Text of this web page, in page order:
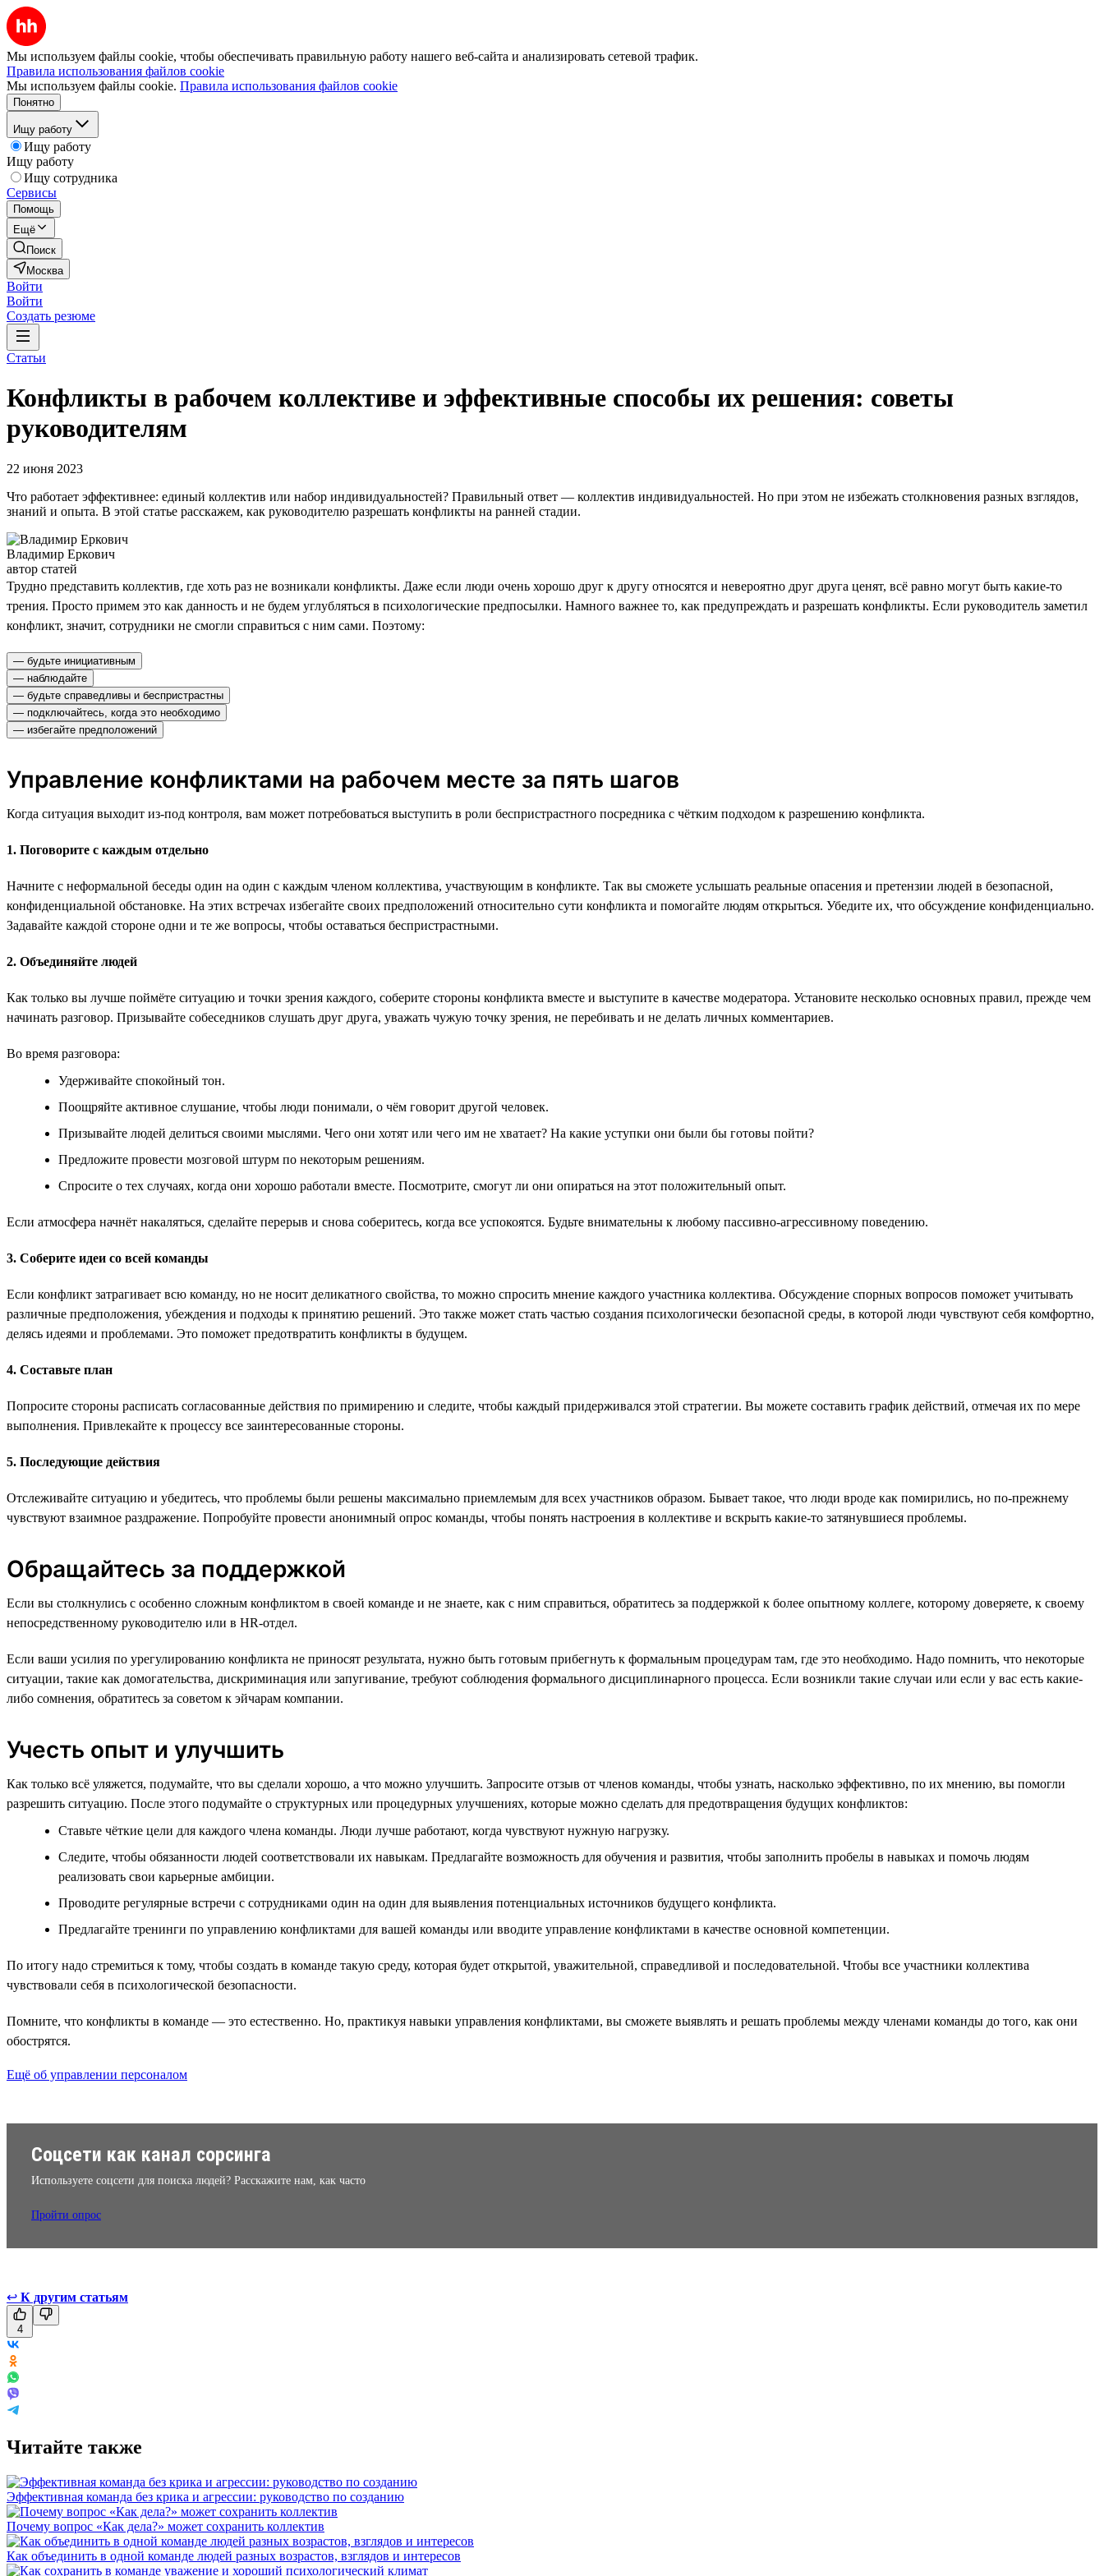
Мы используем файлы cookie, чтобы обеспечивать правильную работу нашего веб-сайта и анализировать сетевой трафик.
Правила использования файлов cookie
Мы используем файлы cookie. Правила использования файлов cookie
Понятно
Ищу работу
Ищу работу
Ищу работу
Ищу сотрудника
Сервисы
Помощь
Ещё
Поиск
Москва
Войти
Войти
Создать резюме
Статьи
Конфликты в рабочем коллективе и эффективные способы их решения: советы
руководителям
22 июня 2023
Что работает эффективнее: единый коллектив или набор индивидуальностей? Правильный ответ — коллектив индивидуальностей. Но при этом не избежать столкновения разных взглядов,
знаний и опыта. В этой статье расскажем, как руководителю разрешать конфликты на ранней стадии.
Владимир Еркович
автор статей
Трудно представить коллектив, где хоть раз не возникали конфликты. Даже если люди очень хорошо друг к другу относятся и невероятно друг друга ценят, всё равно могут быть какие-то
трения. Просто примем это как данность и не будем углубляться в психологические предпосылки. Намного важнее то, как предупреждать и разрешать конфликты. Если руководитель заметил
конфликт, значит, сотрудники не смогли справиться с ним сами. Поэтому:
— будьте инициативным
— наблюдайте
— будьте справедливы и беспристрастны
— подключайтесь, когда это необходимо
— избегайте предположений
Управление конфликтами на рабочем месте за пять шагов
Когда ситуация выходит из-под контроля, вам может потребоваться выступить в роли беспристрастного посредника с чётким подходом к разрешению конфликта.
1. Поговорите с каждым отдельно
Начните с неформальной беседы один на один с каждым членом коллектива, участвующим в конфликте. Так вы сможете услышать реальные опасения и претензии людей в безопасной,
конфиденциальной обстановке. На этих встречах избегайте своих предположений относительно сути конфликта и помогайте людям открыться. Убедите их, что обсуждение конфиденциально.
Задавайте каждой стороне одни и те же вопросы, чтобы оставаться беспристрастными.
2. Объединяйте людей
Как только вы лучше поймёте ситуацию и точки зрения каждого, соберите стороны конфликта вместе и выступите в качестве модератора. Установите несколько основных правил, прежде чем
начинать разговор. Призывайте собеседников слушать друг друга, уважать чужую точку зрения, не перебивать и не делать личных комментариев.
Во время разговора:
Удерживайте спокойный тон.
Поощряйте активное слушание, чтобы люди понимали, о чём говорит другой человек.
Призывайте людей делиться своими мыслями. Чего они хотят или чего им не хватает? На какие уступки они были бы готовы пойти?
Предложите провести мозговой штурм по некоторым решениям.
Спросите о тех случаях, когда они хорошо работали вместе. Посмотрите, смогут ли они опираться на этот положительный опыт.
Если атмосфера начнёт накаляться, сделайте перерыв и снова соберитесь, когда все успокоятся. Будьте внимательны к любому пассивно-агрессивному поведению.
3. Соберите идеи со всей команды
Если конфликт затрагивает всю команду, но не носит деликатного свойства, то можно спросить мнение каждого участника коллектива. Обсуждение спорных вопросов поможет учитывать
различные предположения, убеждения и подходы к принятию решений. Это также может стать частью создания психологически безопасной среды, в которой люди чувствуют себя комфортно,
делясь идеями и проблемами. Это поможет предотвратить конфликты в будущем.
4. Составьте план
Попросите стороны расписать согласованные действия по примирению и следите, чтобы каждый придерживался этой стратегии. Вы можете составить график действий, отмечая их по мере
выполнения. Привлекайте к процессу все заинтересованные стороны.
5. Последующие действия
Отслеживайте ситуацию и убедитесь, что проблемы были решены максимально приемлемым для всех участников образом. Бывает такое, что люди вроде как помирились, но по-прежнему
чувствуют взаимное раздражение. Попробуйте провести анонимный опрос команды, чтобы понять настроения в коллективе и вскрыть какие-то затянувшиеся проблемы.
Обращайтесь за поддержкой
Если вы столкнулись с особенно сложным конфликтом в своей команде и не знаете, как с ним справиться, обратитесь за поддержкой к более опытному коллеге, которому доверяете, к своему
непосредственному руководителю или в HR-отдел.
Если ваши усилия по урегулированию конфликта не приносят результата, нужно быть готовым прибегнуть к формальным процедурам там, где это необходимо. Надо помнить, что некоторые
ситуации, такие как домогательства, дискриминация или запугивание, требуют соблюдения формального дисциплинарного процесса. Если возникли такие случаи или если у вас есть какие-
либо сомнения, обратитесь за советом к эйчарам компании.
Учесть опыт и улучшить
Как только всё уляжется, подумайте, что вы сделали хорошо, а что можно улучшить. Запросите отзыв от членов команды, чтобы узнать, насколько эффективно, по их мнению, вы помогли
разрешить ситуацию. После этого подумайте о структурных или процедурных улучшениях, которые можно сделать для предотвращения будущих конфликтов:
Ставьте чёткие цели для каждого члена команды. Люди лучше работают, когда чувствуют нужную нагрузку.
Следите, чтобы обязанности людей соответствовали их навыкам. Предлагайте возможность для обучения и развития, чтобы заполнить пробелы в навыках и помочь людям
реализовать свои карьерные амбиции.
Проводите регулярные встречи с сотрудниками один на один для выявления потенциальных источников будущего конфликта.
Предлагайте тренинги по управлению конфликтами для вашей команды или вводите управление конфликтами в качестве основной компетенции.
По итогу надо стремиться к тому, чтобы создать в команде такую среду, которая будет открытой, уважительной, справедливой и последовательной. Чтобы все участники коллектива
чувствовали себя в психологической безопасности.
Помните, что конфликты в команде — это естественно. Но, практикуя навыки управления конфликтами, вы сможете выявлять и решать проблемы между членами команды до того, как они
обострятся.
Ещё об управлении персоналом
Соцсети как канал сорсинга
Используете соцсети для поиска людей? Расскажите нам, как часто
Пройти опрос
↩ К другим статьям
4
Читайте также
Эффективная команда без крика и агрессии: руководство по созданию
Почему вопрос «Как дела?» может сохранить коллектив
Как объединить в одной команде людей разных возрастов, взглядов и интересов